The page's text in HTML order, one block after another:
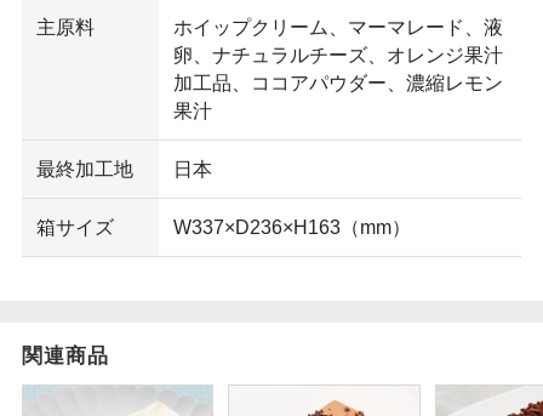
主原料
ホイップクリーム、マーマレード、液
卵、ナチュラルチーズ、オレンジ果汁
加工品、ココアパウダー、濃縮レモン
果汁
最終加工地 日本
箱サイズ W337×D236×H163（mm）
関連商品